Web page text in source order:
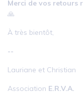
Merci de vos retours
🙏
À très bientôt,
--
Lauriane et Christian
Association E.R.V.A.